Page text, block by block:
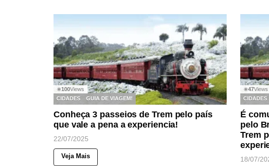
◉100Views
CIDADES
GUIA DE VIAGEM!
Conheça 3 passeios de Trem pelo país
que vale a pena a experiencia!
22/07/2025
Veja Mais
◉47Views
CIDADES
É
pelo
Trem
18/07/